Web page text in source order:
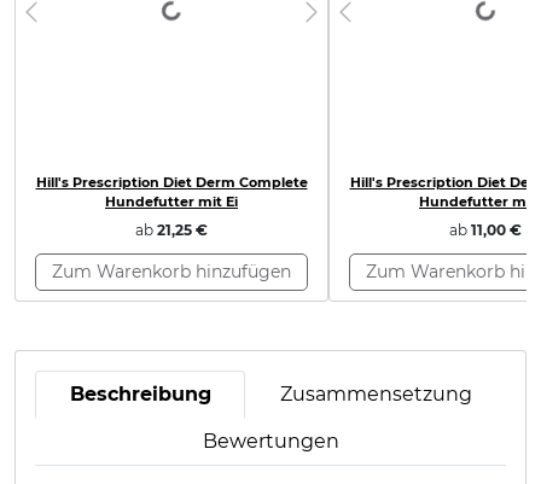
Loading...
Previous Next
Hill's Prescription Diet Derm Complete
Hundefutter mit Ei
ab 21,25 €
Zum Warenkorb hinzufügen
Loading...
Previous
Hill's Prescription Diet
Hundefutter mit
ab 11,00 €
Zum Warenkorb
Beschreibung Zusammensetzung
Bewertungen